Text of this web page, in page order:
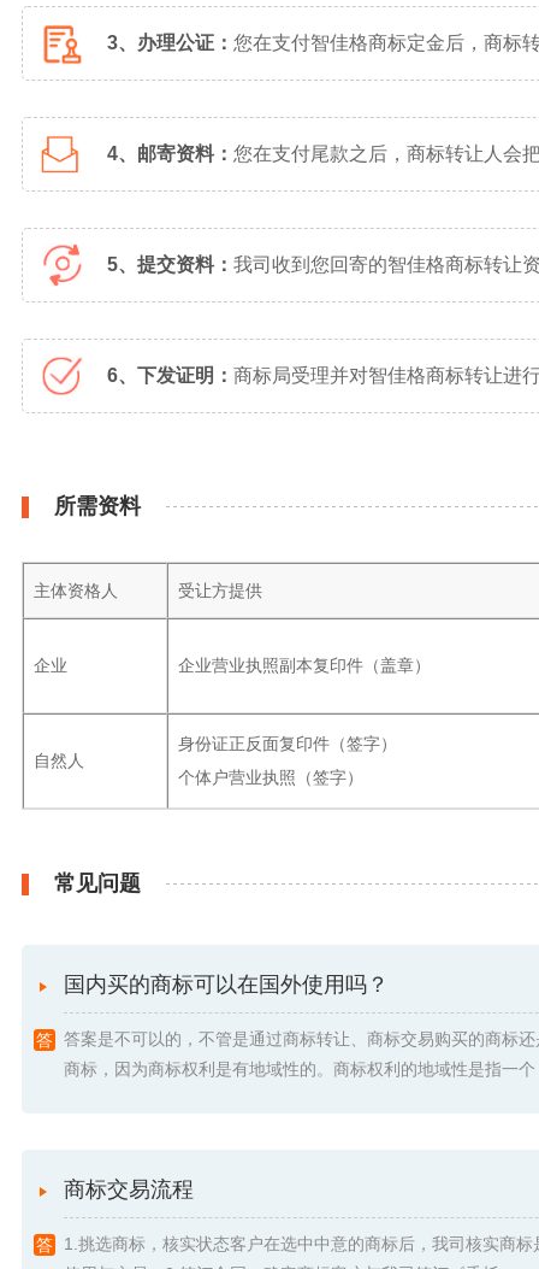
3、办理公证： 您在支付智佳格商标定金后，商标
4、邮寄资料： 您在支付尾款之后，商标转让人会
5、提交资料： 我司收到您回寄的智佳格商标转让
6、下发证明： 商标局受理并对智佳格商标转让进
所需资料
主体资格人 受让方提供
企业 企业营业执照副本复印件（盖章）
自然人
身份证正反面复印件（签字）
个体户营业执照（签字）
常见问题
国内买的商标可以在国外使用吗？
答案是不可以的，不管是通过商标转让、商标交易购买的商标
商标，因为商标权利是有地域性的。商标权利的地域性是指一
商标交易流程
1.挑选商标，核实状态客户在选中中意的商标后，我司核实商标